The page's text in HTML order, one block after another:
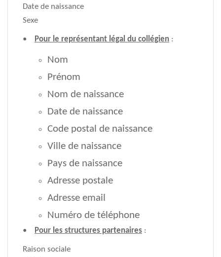
Date de naissance
Sexe
• Pour le représentant légal du collégien :
Nom
Prénom
Nom de naissance
Date de naissance
Code postal de naissance
Ville de naissance
Pays de naissance
Adresse postale
Adresse email
Numéro de téléphone
• Pour les structures partenaires :
Raison sociale